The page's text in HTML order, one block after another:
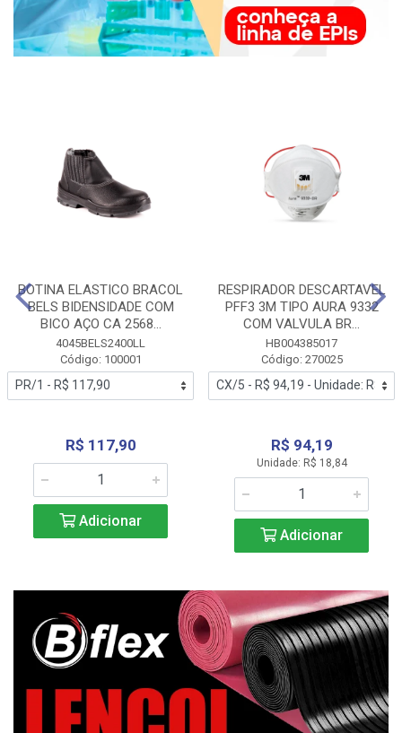
BOTINA ELASTICO BRACOL
BELS BIDENSIDADE COM
BICO AÇO CA 2568...
4045BELS2400LL
Código: 100001
R$ 117,90
Adicionar
RESPIRADOR DESCARTAVEL
PFF3 3M TIPO AURA 9332
COM VALVULA BR...
HB004385017
Código: 270025
R$ 94,19
Unidade: R$ 18,84
Adicionar